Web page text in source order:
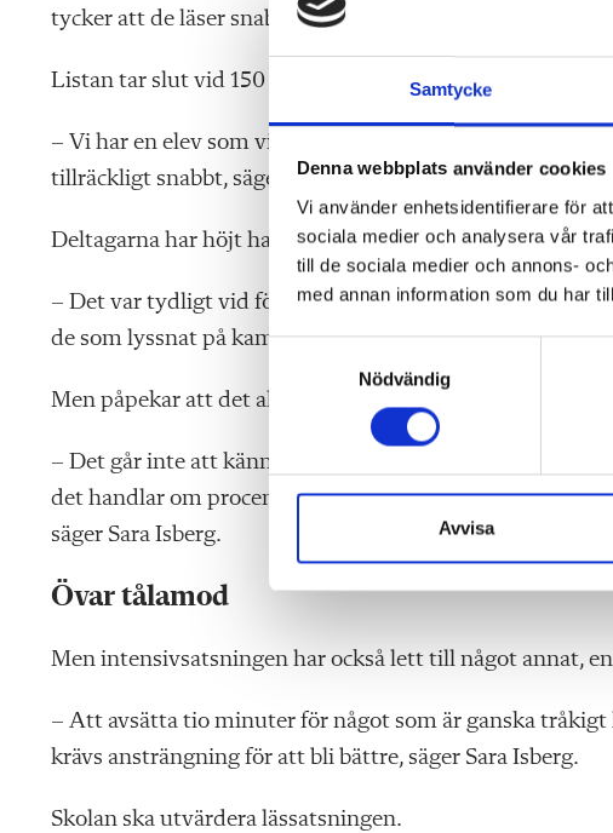
Samtycke
Denna webbplats använder cookies
Vi använder enhetsidentifierare för
sociala medier och analysera vår
till de sociala medier och annons-
med annan information som du har
m
y
c
s
l
Nödvändig
Avvisa
tycker att de läser snabbt, säger hon.
Listan tar slut vid 150 ord, nivån för årskurs nio.
– Vi har en elev som vi gjorde en ytterligare lista åt, som
tillräckligt snabbt, säger Sara Isberg.
Deltagarna har höjt hastigheten med mellan 10 och 50
– Det var tydligt vid första avstämningen att elever
de som lyssnat på kamrater som tagit det på allvar fått
Men påpekar att det aldrig varit fråga om tävling.
– Det går inte att känna sig dålig, den elev som har ökat
det handlar om procent. De som upplevt sig som svaga
säger Sara Isberg.
Övar tålamod
Men intensivsatsningen har också lett till något annat,
– Att avsätta tio minuter för något som är ganska
krävs ansträngning för att bli bättre, säger Sara Isberg.
Skolan ska utvärdera lässatsningen.